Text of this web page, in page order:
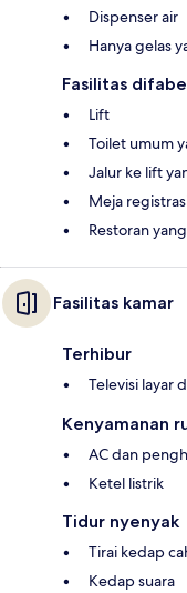
Dispenser air
Hanya gelas
Fasilitas
Lift
Toilet umum
Jalur ke lift
Meja
Restoran
Fasilitas kamar
Terhibur
Televisi layar
Kenyamanan
AC dan
Ketel listrik
Tidur nyenyak
Tirai kedap
Kedap suara